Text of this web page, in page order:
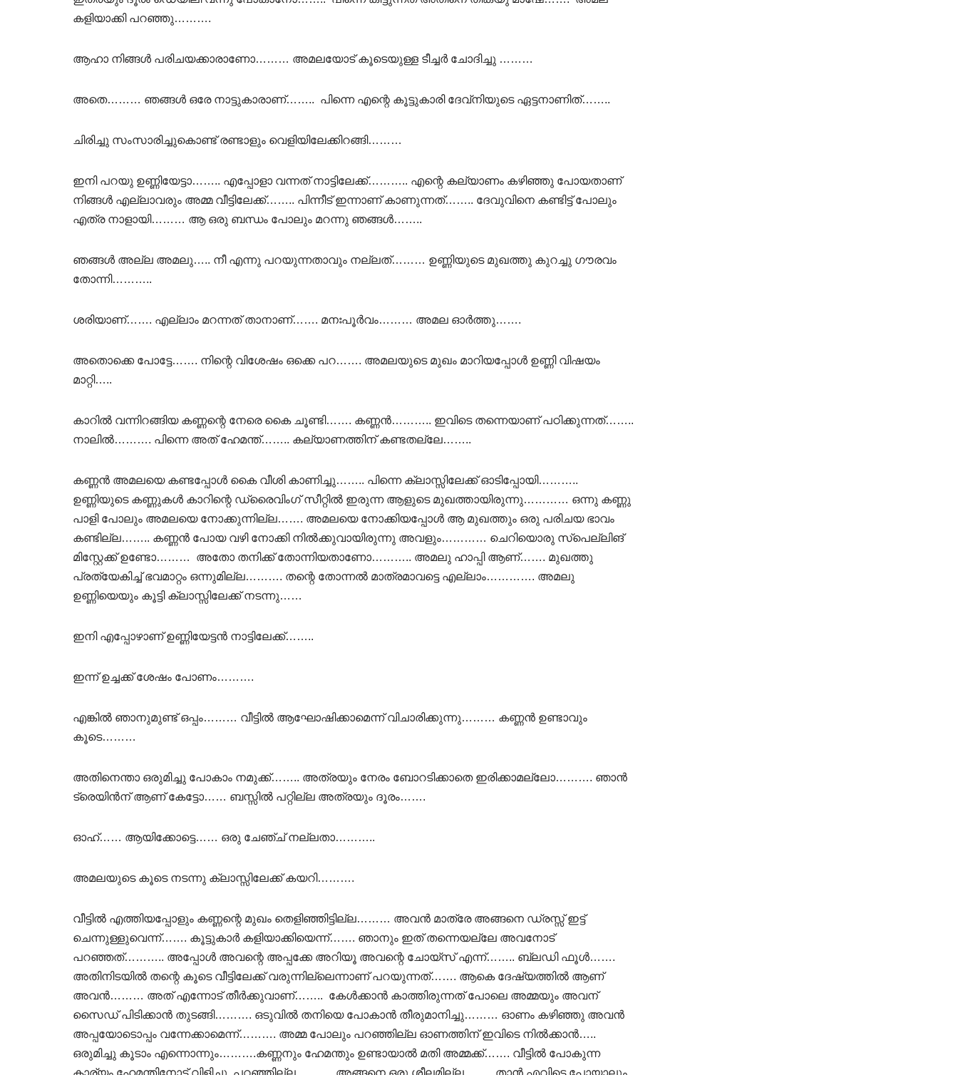
കളിയാക്കി പറഞ്ഞു……….
ആഹാ നിങ്ങൾ പരിചയക്കാരാണോ……… അമലയോട് കൂടെയുള്ള ടീച്ചർ ചോദിച്ചു ………
അതെ……… ഞങ്ങൾ ഒരേ നാട്ടുകാരാണ്…….. പിന്നെ എന്റെ കൂട്ടുകാരി ദേവ്നിയുടെ ഏട്ടനാണിത്……..
ചിരിച്ചു സംസാരിച്ചുകൊണ്ട് രണ്ടാളും വെളിയിലേക്കിറങ്ങി………
ഇനി പറയു ഉണ്ണിയേട്ടാ…….. എപ്പോളാ വന്നത് നാട്ടിലേക്ക്……….. എന്റെ കല്യാണം കഴിഞ്ഞു പോയതാണ്
നിങ്ങൾ എല്ലാവരും അമ്മ വീട്ടിലേക്ക്…….. പിന്നീട് ഇന്നാണ് കാണുന്നത്…….. ദേവുവിനെ കണ്ടിട്ട് പോലും
എത്ര നാളായി……… ആ ഒരു ബന്ധം പോലും മറന്നു ഞങ്ങൾ……..
ഞങ്ങൾ അല്ല അമലു….. നീ എന്നു പറയുന്നതാവും നല്ലത്……… ഉണ്ണിയുടെ മുഖത്തു കുറച്ചു ഗൗരവം
തോന്നി………..
ശരിയാണ്……. എല്ലാം മറന്നത് താനാണ്……. മനഃപൂർവം……… അമല ഓർത്തു…….
അതൊക്കെ പോട്ടേ……. നിന്റെ വിശേഷം ഒക്കെ പറ……. അമലയുടെ മുഖം മാറിയപ്പോൾ ഉണ്ണി വിഷയം
മാറ്റി…..
കാറിൽ വന്നിറങ്ങിയ കണ്ണന്റെ നേരെ കൈ ചൂണ്ടി……. കണ്ണൻ……….. ഇവിടെ തന്നെയാണ് പഠിക്കുന്നത്……..
നാലിൽ………. പിന്നെ അത് ഹേമന്ത്…….. കല്യാണത്തിന് കണ്ടതല്ലേ……..
കണ്ണൻ അമലയെ കണ്ടപ്പോൾ കൈ വീശി കാണിച്ചു…….. പിന്നെ ക്ലാസ്സിലേക്ക് ഓടിപ്പോയി………..
ഉണ്ണിയുടെ കണ്ണുകൾ കാറിന്റെ ഡ്രൈവിംഗ് സീറ്റിൽ ഇരുന്ന ആളുടെ മുഖത്തായിരുന്നു………… ഒന്നു കണ്ണു
പാളി പോലും അമലയെ നോക്കുന്നില്ല……. അമലയെ നോക്കിയപ്പോൾ ആ മുഖത്തും ഒരു പരിചയ ഭാവം
കണ്ടില്ല…….. കണ്ണൻ പോയ വഴി നോക്കി നിൽക്കുവായിരുന്നു അവളും………… ചെറിയൊരു സ്പെല്ലിങ്
മിസ്റ്റേക്ക് ഉണ്ടോ……… അതോ തനിക്ക് തോന്നിയതാണോ……….. അമലു ഹാപ്പി ആണ്……. മുഖത്തു
പ്രത്യേകിച്ച് ഭവമാറ്റം ഒന്നുമില്ല………. തന്റെ തോന്നൽ മാത്രമാവട്ടെ എല്ലാം…………. അമലു
ഉണ്ണിയെയും കൂട്ടി ക്ലാസ്സിലേക്ക് നടന്നു……
ഇനി എപ്പോഴാണ് ഉണ്ണിയേട്ടൻ നാട്ടിലേക്ക്……..
ഇന്ന് ഉച്ചക്ക് ശേഷം പോണം……….
എങ്കിൽ ഞാനുമുണ്ട് ഒപ്പം……… വീട്ടിൽ ആഘോഷിക്കാമെന്ന് വിചാരിക്കുന്നു……… കണ്ണൻ ഉണ്ടാവും
കൂടെ………
അതിനെന്താ ഒരുമിച്ചു പോകാം നമുക്ക്…….. അത്രയും നേരം ബോറടിക്കാതെ ഇരിക്കാമല്ലോ………. ഞാൻ
ട്രെയിൻന് ആണ് കേട്ടോ…… ബസ്സിൽ പറ്റില്ല അത്രയും ദൂരം…….
ഓഹ്…… ആയിക്കോട്ടെ…… ഒരു ചേഞ്ച്‌ നല്ലതാ………..
അമലയുടെ കൂടെ നടന്നു ക്ലാസ്സിലേക്ക് കയറി……….
വീട്ടിൽ എത്തിയപ്പോളും കണ്ണന്റെ മുഖം തെളിഞ്ഞിട്ടില്ല……… അവൻ മാത്രേ അങ്ങനെ ഡ്രസ്സ്‌ ഇട്ട്
ചെന്നുള്ളുവെന്ന്……. കൂട്ടുകാർ കളിയാക്കിയെന്ന്……. ഞാനും ഇത് തന്നെയല്ലേ അവനോട്
പറഞ്ഞത്……….. അപ്പോൾ അവന്റെ അപ്പക്കേ അറിയൂ അവന്റെ ചോയ്സ് എന്ന്…….. ബ്ലഡി ഫൂൾ…….
അതിനിടയിൽ തന്റെ കൂടെ വീട്ടിലേക്ക് വരുന്നില്ലെന്നാണ് പറയുന്നത്……. ആകെ ദേഷ്യത്തിൽ ആണ്
അവൻ……… അത് എന്നോട് തീർക്കുവാണ്…….. കേൾക്കാൻ കാത്തിരുന്നത് പോലെ അമ്മയും അവന്
സൈഡ് പിടിക്കാൻ തുടങ്ങി………. ഒടുവിൽ തനിയെ പോകാൻ തീരുമാനിച്ചു……… ഓണം കഴിഞ്ഞു അവൻ
അപ്പയോടൊപ്പം വന്നേക്കാമെന്ന്………. അമ്മ പോലും പറഞ്ഞില്ല ഓണത്തിന് ഇവിടെ നിൽക്കാൻ…..
ഒരുമിച്ചു കൂടാം എന്നൊന്നും……….കണ്ണനും ഹേമന്തും ഉണ്ടായാൽ മതി അമ്മക്ക്……. വീട്ടിൽ പോകുന്ന